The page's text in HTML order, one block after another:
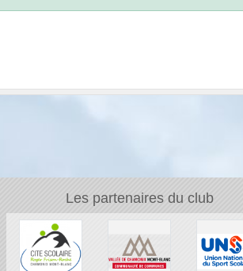
Les partenaires du club